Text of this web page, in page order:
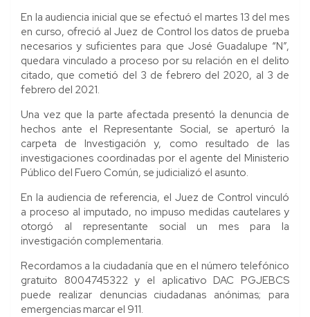
En la audiencia inicial que se efectuó el martes 13 del mes
en curso, ofreció al Juez de Control los datos de prueba
necesarios y suficientes para que José Guadalupe “N”,
quedara vinculado a proceso por su relación en el delito
citado, que cometió del 3 de febrero del 2020, al 3 de
febrero del 2021.
Una vez que la parte afectada presentó la denuncia de
hechos ante el Representante Social, se aperturó la
carpeta de Investigación y, como resultado de las
investigaciones coordinadas por el agente del Ministerio
Público del Fuero Común, se judicializó el asunto.
En la audiencia de referencia, el Juez de Control vinculó
a proceso al imputado, no impuso medidas cautelares y
otorgó al representante social un mes para la
investigación complementaria.
Recordamos a la ciudadanía que en el número telefónico
gratuito 8004745322 y el aplicativo DAC PGJEBCS
puede realizar denuncias ciudadanas anónimas; para
emergencias marcar el 911.